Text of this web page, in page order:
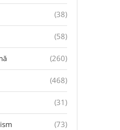
(38)
(58)
(260)
(468)
(31)
(73)